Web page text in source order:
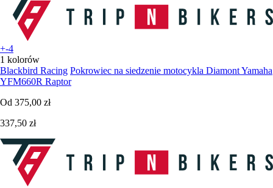
+-4
1 kolorów
Blackbird Racing Pokrowiec na siedzenie motocykla Diamont Yamaha
YFM660R Raptor
Od 375,00 zł
337,50 zł